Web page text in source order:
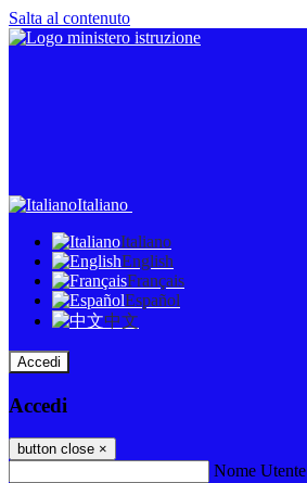
Salta al contenuto
Italiano
Italiano
English
Français
Español
中文
Accedi
Accedi
button close ×
Nome Utente